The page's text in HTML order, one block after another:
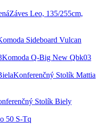
Záves Leo, 135/255cm,
Sideboard Vulcan
Komoda Q-Big New Qbk03
Konferenčný Stolík Mattia
Stolík Biely
50 S-Tq